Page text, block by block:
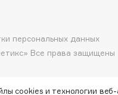
Все права защищены
персональных данных
cookies и технологии